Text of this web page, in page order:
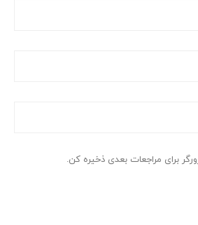
برای مراجعات بعدی ذخیره کن.